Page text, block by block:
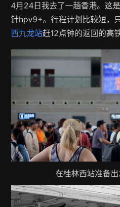
4月24日我去了一趟香港。这
针hpv9+。行程计划比较短，
西九龙站赶12点钟的返回的高铁
在桂林西站准备